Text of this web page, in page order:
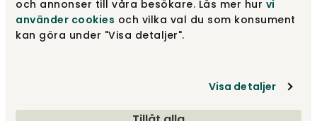
och annonser till våra besökare. Läs mer hur vi
använder cookies och vilka val du som konsument
kan göra under "Visa detaljer".
Visa detaljer
Mörkgrå
3 795 kr
Fåtal i lager
Fåtal i lager
Visa fler +6